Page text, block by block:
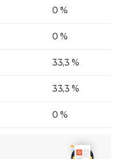
0 %
0 %
33,3 %
33,3 %
0 %